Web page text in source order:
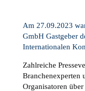
Am 27.09.2023
GmbH Gastgeber
Internationalen
Zahlreiche
Branchenexperten
Organisatoren